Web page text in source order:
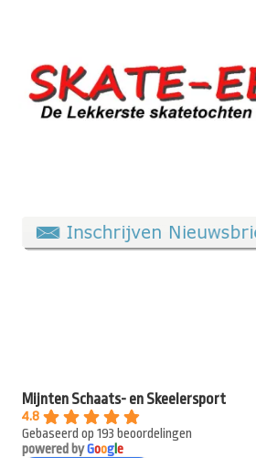
Mijnten Schaats- en Skeelersport
4.8
Gebaseerd op 193 beoordelingen
powered byGooge